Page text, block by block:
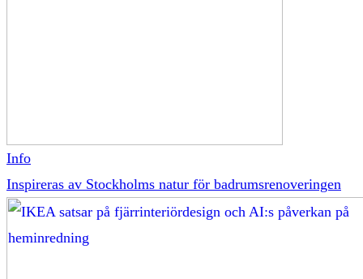
Info
Inspireras av Stockholms natur för badrumsrenoveringen